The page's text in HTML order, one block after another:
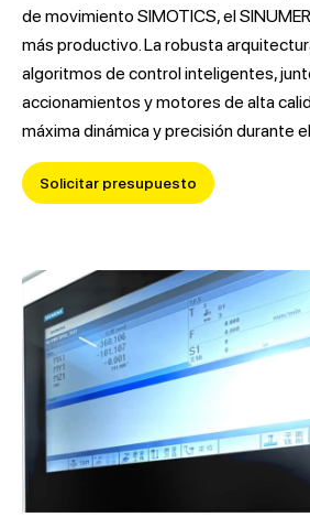
de movimiento SIMOTICS, el
más productivo. La robusta
algoritmos de control inteligentes,
accionamientos y motores de alta
máxima dinámica y precisión durante
Solicitar presupuesto